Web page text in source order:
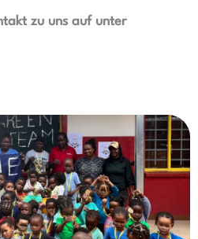
zu uns auf unter